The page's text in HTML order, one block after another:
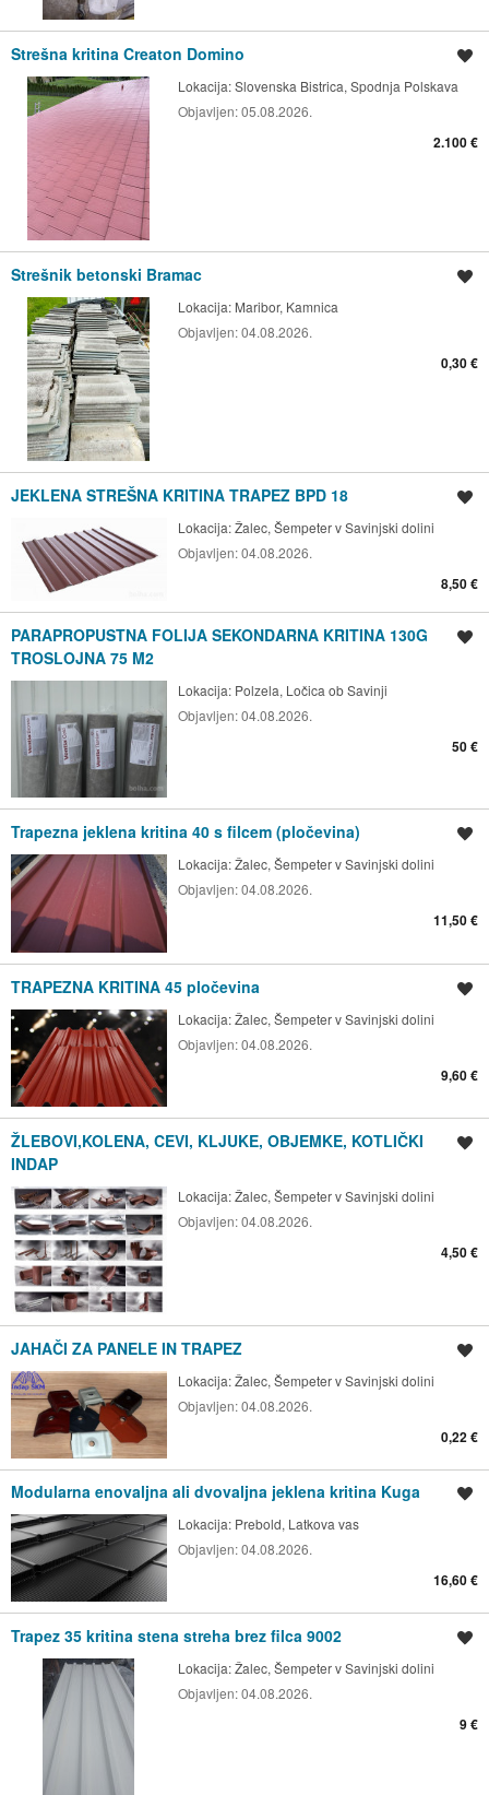
Strešna kritina Creaton Domino
Lokacija:Slovenska Bistrica, Spodnja Polskava
Objavljen:05.08.2026.
2.100 €
Strešnik betonski Bramac
Lokacija: Maribor, Kamnica
Objavljen:04.08.2026.
0,30 €
JEKLENA STREŠNA KRITINA TRAPEZ BPD 18
Lokacija:Žalec, Šempeter v Savinjski dolini
Objavljen:04.08.2026.
8,50 €
PARAPROPUSTNA FOLIJA SEKONDARNA KRITINA 130G
TROSLOJNA 75 M2
Lokacija: Polzela, Ločica ob Savinji
Objavljen:04.08.2026.
50 €
Trapezna jeklena kritina 40 s filcem (pločevina)
Lokacija:Žalec, Šempeter v Savinjski dolini
Objavljen:04.08.2026.
11,50 €
TRAPEZNA KRITINA 45 pločevina
Lokacija:Žalec, Šempeter v Savinjski dolini
Objavljen:04.08.2026.
9,60 €
ŽLEBOVI,KOLENA, CEVI, KLJUKE, OBJEMKE, KOTLIČKI
INDAP
Lokacija:Žalec, Šempeter v Savinjski dolini
Objavljen:04.08.2026.
4,50 €
JAHAČI ZA PANELE IN TRAPEZ
Lokacija:Žalec, Šempeter v Savinjski dolini
Objavljen:04.08.2026.
0,22 €
Modularna enovaljna ali dvovaljna jeklena kritina Kuga
Lokacija: Prebold, Latkova vas
Objavljen:04.08.2026.
16,60 €
Trapez 35 kritina stena streha brez filca 9002
Lokacija:Žalec, Šempeter v Savinjski dolini
Objavljen:04.08.2026.
9 €